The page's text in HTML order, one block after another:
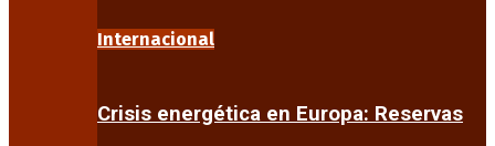
Internacional
Crisis energética en Europa: Reservas